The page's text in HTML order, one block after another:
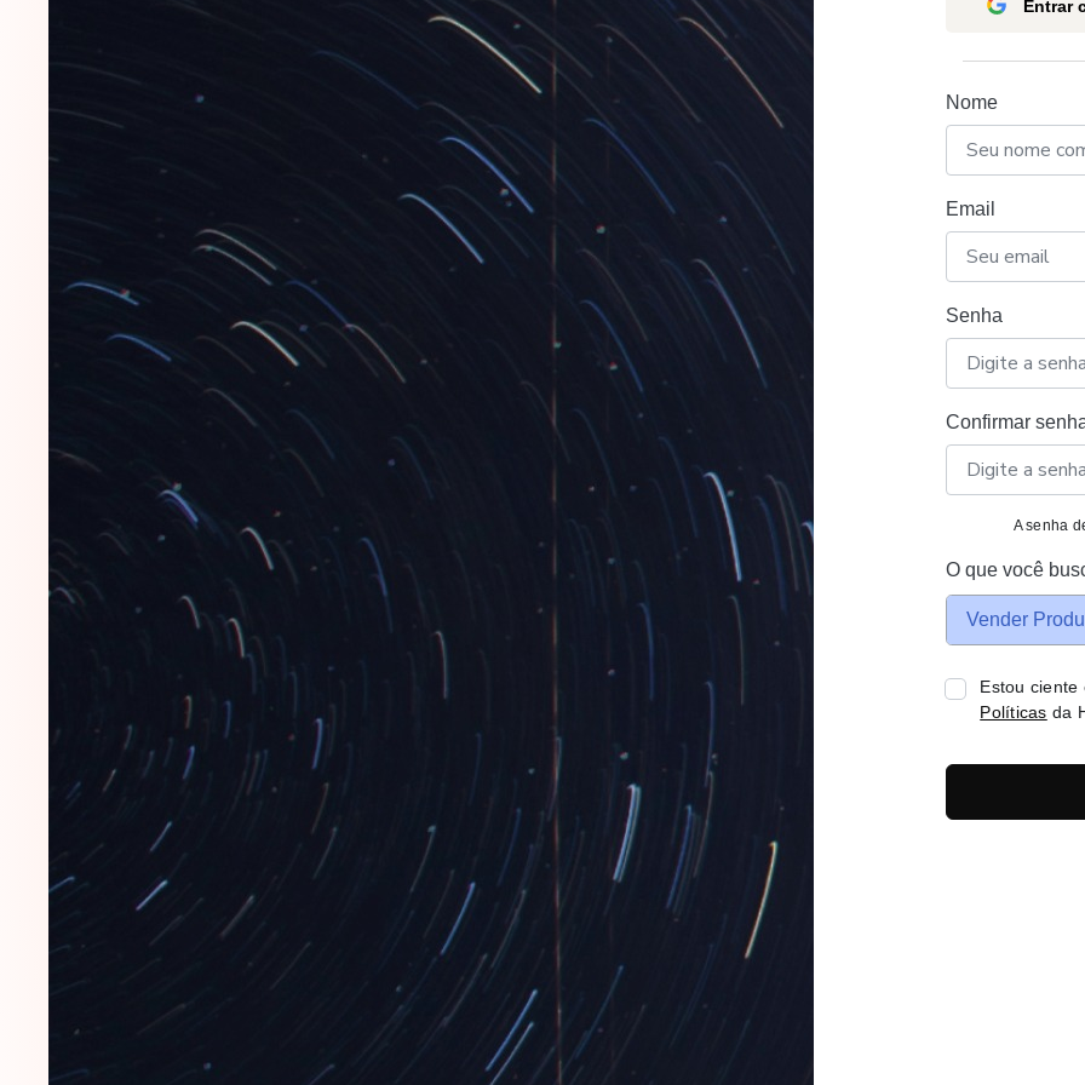
Entrar
Nome
Email
Senha
Confirmar
A senha
O que você
Vender
Estou
Políticas da